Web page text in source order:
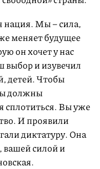
нация. Мы – сила,
меняет будущее
он хочет у нас
выбор и изувечил
детей. Чтобы
должны
сплотиться. Вы уже
И проявили
диктатуру. Она
вашей силой и